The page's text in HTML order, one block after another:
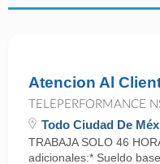
Atencion Al
TELEPERFORMANCE
Todo Ciudad De
TRABAJA SOLO 46
adicionales:* Sueldo